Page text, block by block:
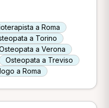
a Roma
a Torino
a Verona
Osteopata a Treviso
a Roma